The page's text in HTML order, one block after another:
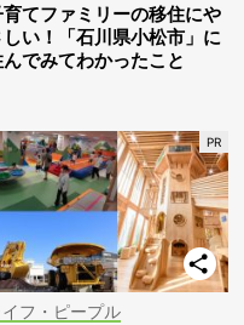
てファミリーの移住にや
しい！「石川県小松市」に
でみてわかったこと
イフ・ピープル